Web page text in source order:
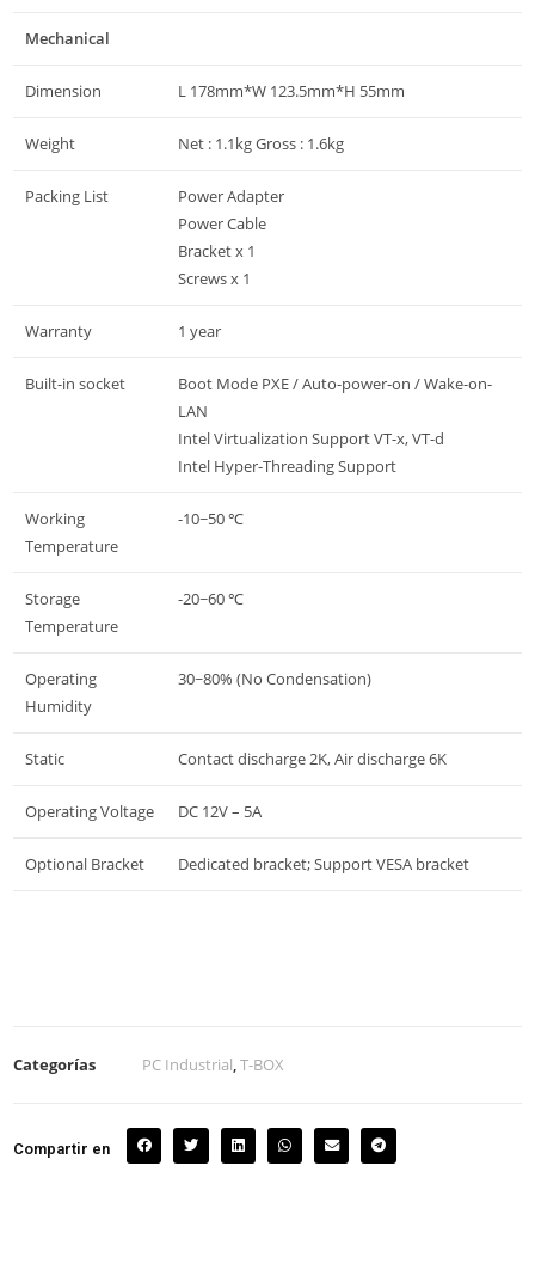
Mechanical
Dimension L 178mm*W 123.5mm*H 55mm
Weight Net : 1.1kg Gross : 1.6kg
Packing List
Power Adapter
Power Cable
Bracket x 1
Screws x 1
Warranty 1 year
Built-in socket
Boot Mode PXE / Auto-power-on / Wake-on-
LAN
Intel Virtualization Support VT-x, VT-d
Intel Hyper-Threading Support
Working
Temperature
-10~50 ℃
Storage
Temperature
-20~60 ℃
Operating
Humidity
30~80% (No Condensation)
Static Contact discharge 2K, Air discharge 6K
Operating Voltage DC 12V – 5A
Optional Bracket Dedicated bracket; Support VESA bracket
Categorías PC Industrial,T-BOX
Compartir en